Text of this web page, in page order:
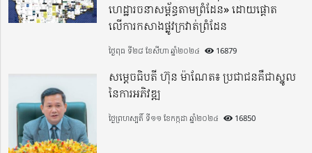
ហេដ្ឋារចនាសម្ព័ន្ធតាមព្រំដែន» ដោយផ្ដោត
លើការកសាងផ្លូវក្រវាត់ព្រំដែន
ថ្ងៃពុធ ទី២៨ ខែសីហា ឆ្នាំ២០២៤ 16879
សម្តេចធិបតី ហ៊ុន ម៉ាណែត៖ ប្រជាជនគឺជាស្នូល
នៃការអភិវឌ្ឍ
ថ្ងៃព្រហស្បតិ៍ ទី១១ ខែកក្កដា ឆ្នាំ២០២៤ 16850